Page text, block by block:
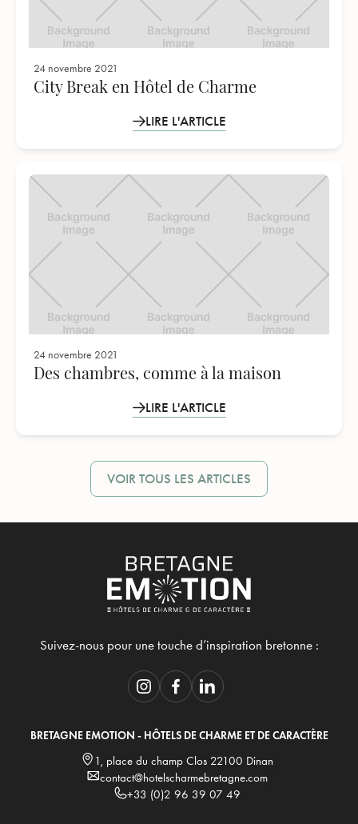
24 novembre 2021
City Break en Hôtel de Charme
LIRE L'ARTICLE
24 novembre 2021
Des chambres, comme à la maison
LIRE L'ARTICLE
VOIR TOUS LES ARTICLES
Suivez-nous pour une touche d’inspiration bretonne :
BRETAGNE EMOTION - HÔTELS DE CHARME ET DE CARACTÈRE
1, place du champ Clos 22100 Dinan
contact@hotelscharmebretagne.com
+33 (0)2 96 39 07 49